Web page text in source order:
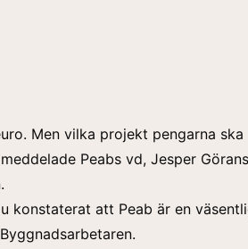
Men vilka projekt pengarna ska
Peabs vd, Jesper
konstaterat att Peab är en